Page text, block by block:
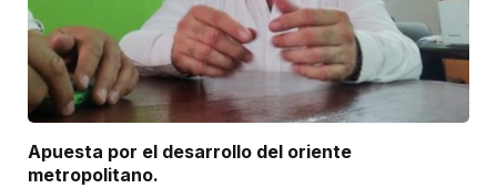
Apuesta por el desarrollo del oriente
metropolitano.